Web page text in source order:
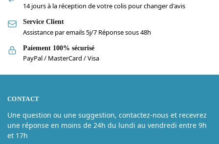
14 jours à la réception de votre colis pour changer d'avis
Service Client
Assistance par emails 5j/7 Réponse sous 48h
Paiement 100% sécurisé
PayPal / MasterCard / Visa
CONTACT
Une question ou une suggestion, contactez-nous et recevrez
une réponse en moins de 24h du lundi au vendredi entre 9h
et 17h